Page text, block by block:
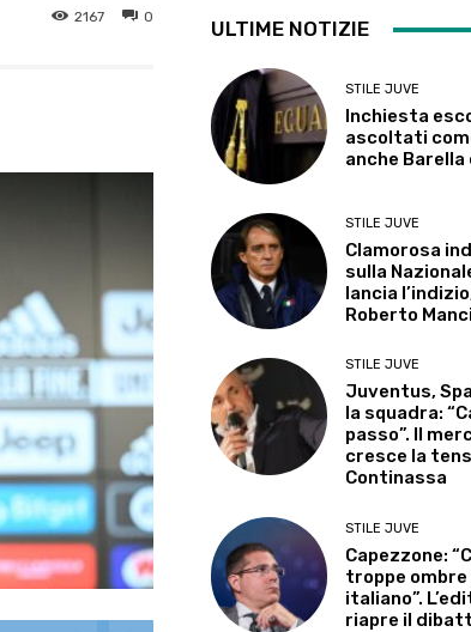
0
2167
ULTIME NOTIZIE
STILE JUVE
Inchiesta
ascoltati
anche Barella
STILE JUVE
Clamorosa
sulla
lancia
Roberto
STILE JUVE
Juventus,
la squadra:
passo”. Il
cresce la
Continassa
STILE JUVE
Capezzone:
troppe ombre
italiano”.
riapre il